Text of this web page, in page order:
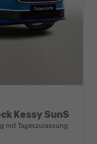
Kessy SunS
mit Tageszulassung